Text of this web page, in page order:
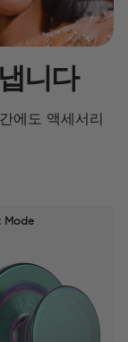
니다
에도 액세서리